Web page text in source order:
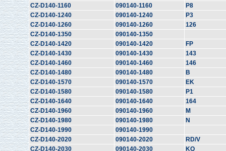
CZ-D140-1160
090140-1160
P8
CZ-D140-1240
090140-1240
P3
CZ-D140-1260
090140-1260
126
CZ-D140-1350
090140-1350
CZ-D140-1420
090140-1420
FP
CZ-D140-1430
090140-1430
143
CZ-D140-1460
090140-1460
146
CZ-D140-1480
090140-1480
B
CZ-D140-1570
090140-1570
EK
CZ-D140-1580
090140-1580
P1
CZ-D140-1640
090140-1640
164
CZ-D140-1960
090140-1960
M
CZ-D140-1980
090140-1980
N
CZ-D140-1990
090140-1990
CZ-D140-2020
090140-2020
RD/V
CZ-D140-2030
090140-2030
KQ